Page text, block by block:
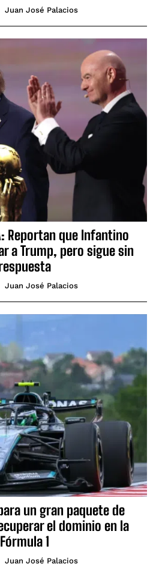
Juan José Palacios
Reportan que Infantino
a Trump, pero sigue sin
Juan José Palacios
un gran paquete de
el dominio en la
Fórmula 1
Juan José Palacios